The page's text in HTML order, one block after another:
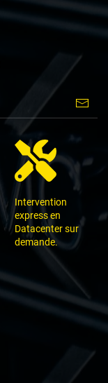
Intervention
express en
Datacenter sur
demande.